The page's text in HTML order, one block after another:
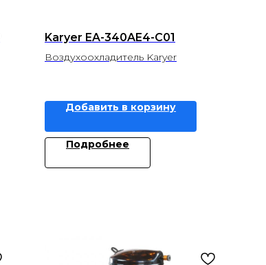
Karyer EA-340AE4-C01
Воздухоохладитель Karyer
Добавить в корзину
Подробнее